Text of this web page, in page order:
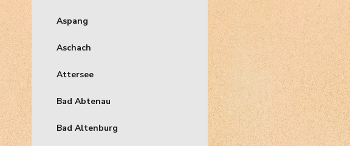
Aspang
Aschach
Attersee
Bad Abtenau
Bad Altenburg